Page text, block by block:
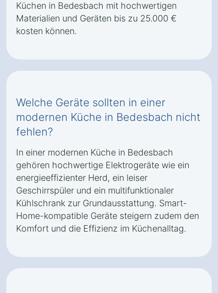
Küchen in Bedesbach mit hochwertigen
Materialien und Geräten bis zu 25.000 €
kosten können.
Welche Geräte sollten in einer
modernen Küche in Bedesbach nicht
fehlen?
In einer modernen Küche in Bedesbach
gehören hochwertige Elektrogeräte wie ein
energieeffizienter Herd, ein leiser
Geschirrspüler und ein multifunktionaler
Kühlschrank zur Grundausstattung. Smart-
Home-kompatible Geräte steigern zudem den
Komfort und die Effizienz im Küchenalltag.